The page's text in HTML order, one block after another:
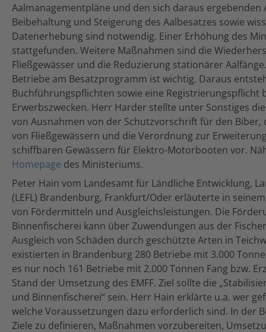
Aalmanagementpläne und den sich daraus ergebenden
Beibehaltung und Steigerung des Aalbesatzes sowie
Datenerhebung sind notwendig. Einer Erhöhung des
stattgefunden. Weitere Maßnahmen sind die
Fließgewässer und die Reduzierung stationärer
Betriebe am Besatzprogramm ist wichtig. Daraus
Buchführungspflichten sowie eine Registrierungspflicht
Erwerbszwecken. Herr Harder stellte unter Sonstiges
von Ausnahmen von der Schutzvorschrift für den
von Fließgewässern und die Verordnung zur
schiffbaren Gewässern für Elektro-Motorbooten vor.
Homepage des Ministeriums.
Peter Hain vom Landesamt für Ländliche Entwicklung,
(LEFL) Brandenburg, Frankfurt/Oder erläuterte in
von Fördermitteln und Ausgleichsleistungen. Die
Binnenfischerei kann über Zuwendungen aus der
Ausgleich von Schäden durch geschützte Arten in
existierten in Brandenburg 280 Betriebe mit 3.000
es nur noch 161 Betriebe mit 2.000 Tonnen Fang bzw.
Stand der Umsetzung des EMFF. Ziel sollte die
und Binnenfischerei“ sein. Herr Hain erklärte u.a. wer
welche Voraussetzungen dazu erforderlich sind. In der
Ziele zu definieren, Maßnahmen vorzubereiten,